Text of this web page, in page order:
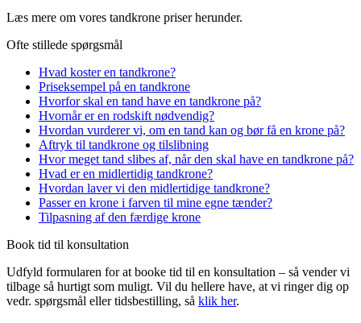
Læs mere om vores tandkrone priser herunder.
Ofte stillede spørgsmål
Hvad koster en tandkrone?
Priseksempel på en tandkrone
Hvorfor skal en tand have en tandkrone på?
Hvornår er en rodskift nødvendig?
Hvordan vurderer vi, om en tand kan og bør få en krone på?
Aftryk til tandkrone og tilslibning
Hvor meget tand slibes af, når den skal have en tandkrone på?
Hvad er en midlertidig tandkrone?
Hvordan laver vi den midlertidige tandkrone?
Passer en krone i farven til mine egne tænder?
Tilpasning af den færdige krone
Book tid til konsultation
Udfyld formularen for at booke tid til en konsultation – så vender vi
tilbage så hurtigt som muligt. Vil du hellere have, at vi ringer dig op
vedr. spørgsmål eller tidsbestilling, så klik her.